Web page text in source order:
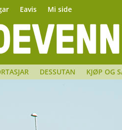
Eavis Mi side
DESSUTAN KJØP OG